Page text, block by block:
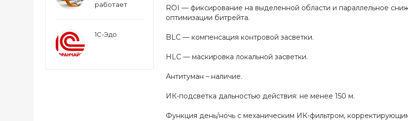
работает
1С-Эдо
ROI — фиксирование на выделенной области и параллельное
оптимизации битрейта.
BLC — компенсация контровой засветки.
HLC — маскировка локальной засветки.
Антитуман – наличие.
ИК-подсветка дальностью действия: не менее 150 м.
Функция день/ночь с механическим ИК-фильтром,